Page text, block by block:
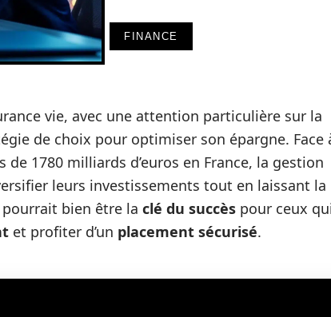
FINANCE
vie, avec une attention particulière sur la
de choix pour optimiser son épargne. Face
de 1780 milliards d’euros en France, la gestion
leurs investissements tout en laissant la
bien être la clé du succès pour ceux
et profiter d’un placement sécurisé.